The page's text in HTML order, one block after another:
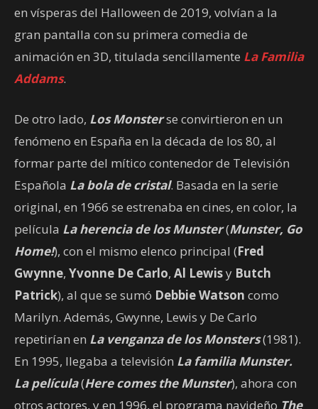
en vísperas del Halloween de 2019, volvían a la
gran pantalla con su primera comedia de
animación en 3D, titulada sencillamente La Familia
Addams.
De otro lado, Los Monsterse convirtieron en un
fenómeno en España en la década de los 80, al
formar parte del mítico contenedor de Televisión
Española La bola de cristal. Basada en la serie
original, en 1966 se estrenaba en cines, en color, la
película La herencia de los Munster(Munster, Go
Home!), con el mismo elenco principal (Fred
Gwynne, Yvonne De Carlo, Al Lewisy Butch
Patrick), al que se sumó Debbie Watson como
Marilyn. Además, Gwynne, Lewis y De Carlo
repetirían en La venganza de los Monsters(1981).
En 1995, llegaba a televisión La familia Munster.
La película(Here comes the Munster), ahora con
otros actores, y en 1996, el programa navideño The